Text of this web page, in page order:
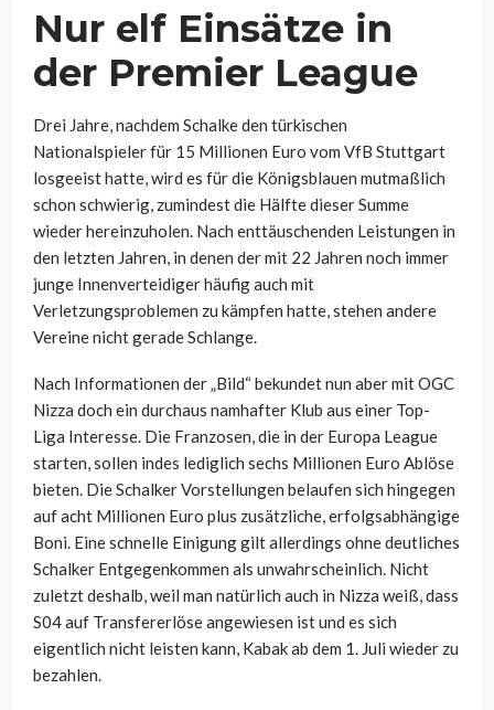
Nur elf Einsätze in
der Premier League
Drei Jahre, nachdem Schalke den türkischen
Nationalspieler für 15 Millionen Euro vom VfB Stuttgart
losgeeist hatte, wird es für die Königsblauen mutmaßlich
schon schwierig, zumindest die Hälfte dieser Summe
wieder hereinzuholen. Nach enttäuschenden Leistungen in
den letzten Jahren, in denen der mit 22 Jahren noch immer
junge Innenverteidiger häufig auch mit
Verletzungsproblemen zu kämpfen hatte, stehen andere
Vereine nicht gerade Schlange.
Nach Informationen der „Bild“ bekundet nun aber mit OGC
Nizza doch ein durchaus namhafter Klub aus einer Top-
Liga Interesse. Die Franzosen, die in der Europa League
starten, sollen indes lediglich sechs Millionen Euro Ablöse
bieten. Die Schalker Vorstellungen belaufen sich hingegen
auf acht Millionen Euro plus zusätzliche, erfolgsabhängige
Boni. Eine schnelle Einigung gilt allerdings ohne deutliches
Schalker Entgegenkommen als unwahrscheinlich. Nicht
zuletzt deshalb, weil man natürlich auch in Nizza weiß, dass
S04 auf Transfererlöse angewiesen ist und es sich
eigentlich nicht leisten kann, Kabak ab dem 1. Juli wieder zu
bezahlen.